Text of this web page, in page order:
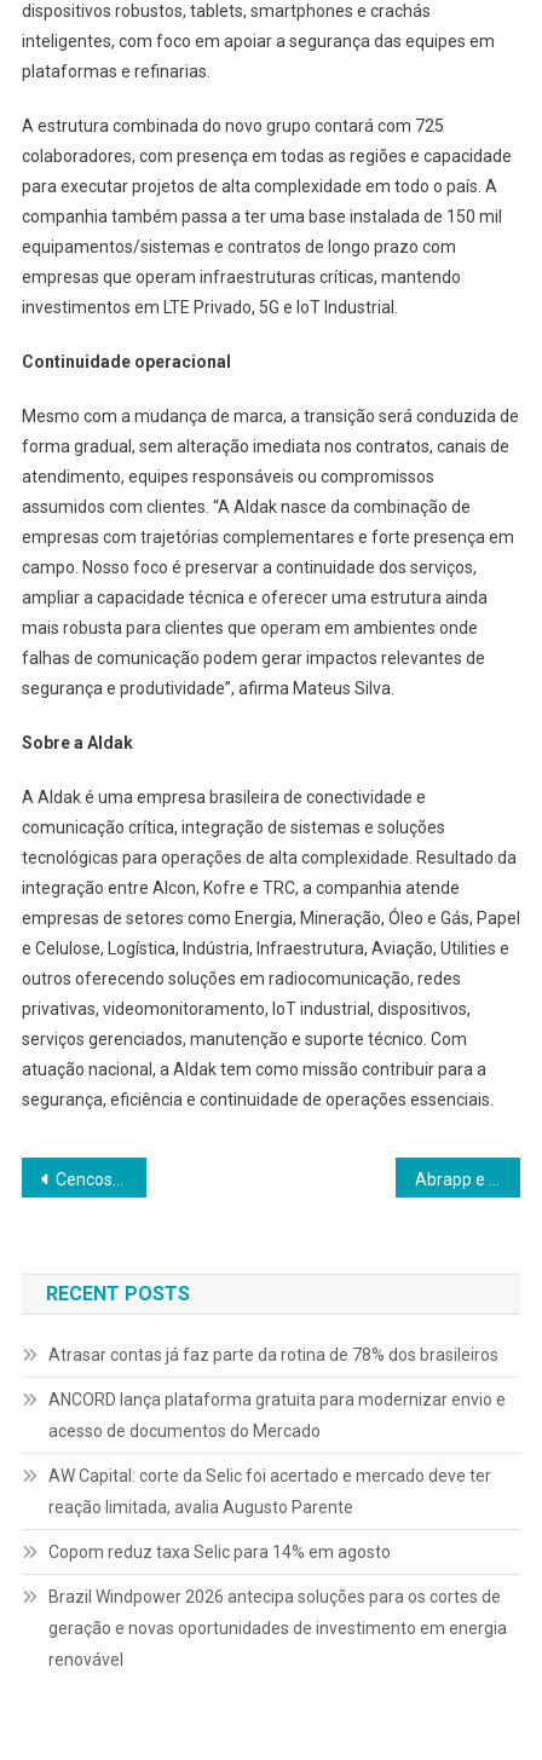
dispositivos robustos, tablets, smartphones e crachás
inteligentes, com foco em apoiar a segurança das equipes em
plataformas e refinarias.
A estrutura combinada do novo grupo contará com 725
colaboradores, com presença em todas as regiões e capacidade
para executar projetos de alta complexidade em todo o país. A
companhia também passa a ter uma base instalada de 150 mil
equipamentos/sistemas e contratos de longo prazo com
empresas que operam infraestruturas críticas, mantendo
investimentos em LTE Privado, 5G e IoT Industrial.
Continuidade operacional
Mesmo com a mudança de marca, a transição será conduzida de
forma gradual, sem alteração imediata nos contratos, canais de
atendimento, equipes responsáveis ou compromissos
assumidos com clientes. “A Aldak nasce da combinação de
empresas com trajetórias complementares e forte presença em
campo. Nosso foco é preservar a continuidade dos serviços,
ampliar a capacidade técnica e oferecer uma estrutura ainda
mais robusta para clientes que operam em ambientes onde
falhas de comunicação podem gerar impactos relevantes de
segurança e produtividade”, afirma Mateus Silva.
Sobre a Aldak
A Aldak é uma empresa brasileira de conectividade e
comunicação crítica, integração de sistemas e soluções
tecnológicas para operações de alta complexidade. Resultado da
integração entre Alcon, Kofre e TRC, a companhia atende
empresas de setores como Energia, Mineração, Óleo e Gás, Papel
e Celulose, Logística, Indústria, Infraestrutura, Aviação, Utilities e
outros oferecendo soluções em radiocomunicação, redes
privativas, videomonitoramento, IoT industrial, dispositivos,
serviços gerenciados, manutenção e suporte técnico. Com
atuação nacional, a Aldak tem como missão contribuir para a
segurança, eficiência e continuidade de operações essenciais.
Navegação
Post
Cencosud Registra Avanço na Consolidação do Ecossistema Retail no 1o. Trimestre de 2026 Abrapp e UniAbrapp ampliam participação na Semana de Educação Financeira
RECENT POSTS
Atrasar contas já faz parte da rotina de 78% dos brasileiros
ANCORD lança plataforma gratuita para modernizar envio e
acesso de documentos do Mercado
AW Capital: corte da Selic foi acertado e mercado deve ter
reação limitada, avalia Augusto Parente
Copom reduz taxa Selic para 14% em agosto
Brazil Windpower 2026 antecipa soluções para os cortes de
geração e novas oportunidades de investimento em energia
renovável